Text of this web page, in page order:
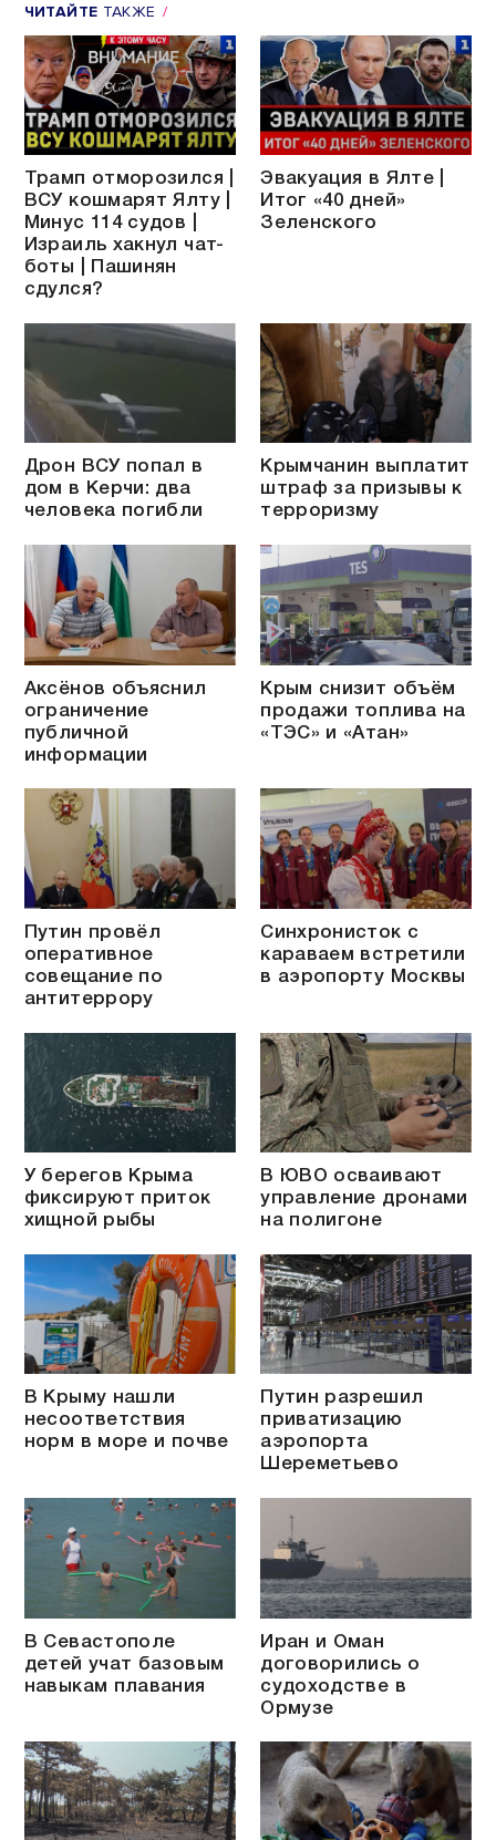
ЧИТАЙТЕ ТАКЖЕ
Трамп отморозился |
ВСУ кошмарят Ялту |
Минус 114 судов |
Израиль хакнул чат-
боты | Пашинян
сдулся?
Эвакуация в Ялте |
Итог «40 дней»
Зеленского
Дрон ВСУ попал в
дом в Керчи: два
человека погибли
Крымчанин выплатит
штраф за призывы к
терроризму
Аксёнов объяснил
ограничение
публичной
информации
Крым снизит объём
продажи топлива на
«ТЭС» и «Атан»
Путин провёл
оперативное
совещание по
антитеррору
Синхронисток с
караваем встретили
в аэропорту Москвы
У берегов Крыма
фиксируют приток
хищной рыбы
В ЮВО осваивают
управление дронами
на полигоне
В Крыму нашли
несоответствия
норм в море и почве
Путин разрешил
приватизацию
аэропорта
Шереметьево
В Севастополе
детей учат базовым
навыкам плавания
Иран и Оман
договорились о
судоходстве в
Ормузе